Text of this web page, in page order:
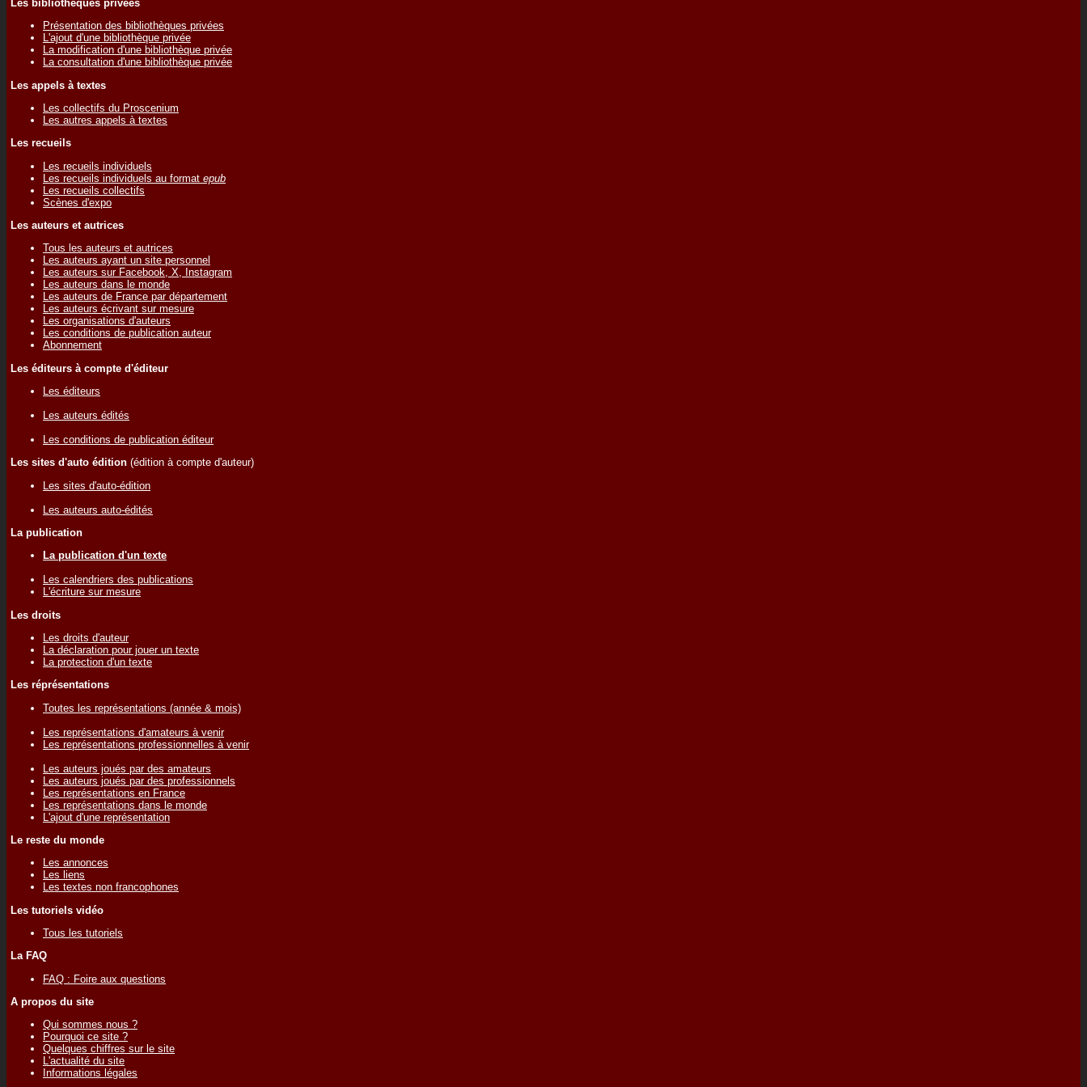
Les bibliothèques privées
Présentation des bibliothèques privées
L'ajout d'une bibliothèque privée
La modification d'une bibliothèque privée
La consultation d'une bibliothèque privée
Les appels à textes
Les collectifs du Proscenium
Les autres appels à textes
Les recueils
Les recueils individuels
Les recueils individuels au format epub
Les recueils collectifs
Scènes d'expo
Les auteurs et autrices
Tous les auteurs et autrices
Les auteurs ayant un site personnel
Les auteurs sur Facebook, X, Instagram
Les auteurs dans le monde
Les auteurs de France par département
Les auteurs écrivant sur mesure
Les organisations d'auteurs
Les conditions de publication auteur
Abonnement
Les éditeurs à compte d'éditeur
Les éditeurs
Les auteurs édités
Les conditions de publication éditeur
Les sites d'auto édition (édition à compte d'auteur)
Les sites d'auto-édition
Les auteurs auto-édités
La publication
La publication d'un texte
Les calendriers des publications
L'écriture sur mesure
Les droits
Les droits d'auteur
La déclaration pour jouer un texte
La protection d'un texte
Les réprésentations
Toutes les représentations (année & mois)
Les représentations d'amateurs à venir
Les représentations professionnelles à venir
Les auteurs joués par des amateurs
Les auteurs joués par des professionnels
Les représentations en France
Les représentations dans le monde
L'ajout d'une représentation
Le reste du monde
Les annonces
Les liens
Les textes non francophones
Les tutoriels vidéo
Tous les tutoriels
La FAQ
FAQ : Foire aux questions
A propos du site
Qui sommes nous ?
Pourquoi ce site ?
Quelques chiffres sur le site
L'actualité du site
Informations légales